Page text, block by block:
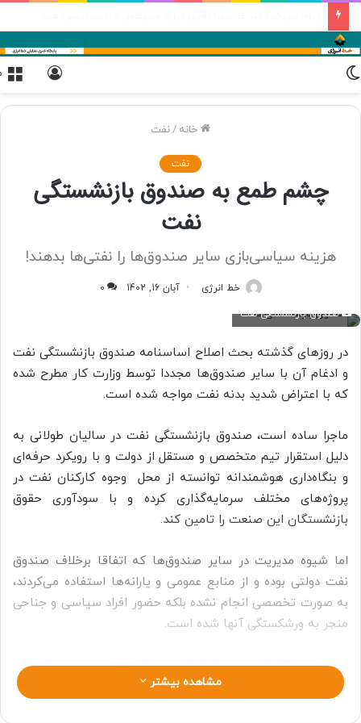
خانه /نفت
نفت
چشم طمع به صندوق بازنشستگی
نفت
هزینه سیاسی‌بازی سایر صندوق‌ها را نفتی‌ها بدهند!
خط انرژی آبان 16, 1402
0
صندوق بازنشستگی نفت
در روزهای گذشته بحث اصلاح اساسنامه صندوق بازنشستگی نفت
و ادغام آن با سایر صندوق‌ها مجددا توسط وزارت کار مطرح شده
که با اعتراض شدید بدنه نفت مواجه شده است.
ماجرا ساده است، صندوق بازنشستگی نفت در سالیان طولانی به
دلیل استقرار تیم متخصص و مستقل از دولت و با رویکرد حرفه‌ای
و بنگاه‌داری هوشمندانه توانسته از محل وجوه کارکنان نفت در
پروژه‌های مختلف سرمایه‌گذاری کرده و با سودآوری حقوق
بازنشستگان این صنعت را تامین کند.
اما شیوه مدیریت در سایر صندوق‌ها که اتفاقا برخلاف صندوق
نفت دولتی بوده و از منابع عمومی و یارانه‌ها استفاده می‌کردند،
به صورت تخصصی انجام نشده بلکه حضور افراد سیاسی و جناحی
منجر به ورشکستگی آنها شده است.
حال وزارت کار قصد دارد با ادغام صندوق نفت، هزینه ورشکستگی
سایر صندوق‌ها را از جیب کارکنان نفت بپردازد درحالیکه اساسا
مشاهده بیشتر